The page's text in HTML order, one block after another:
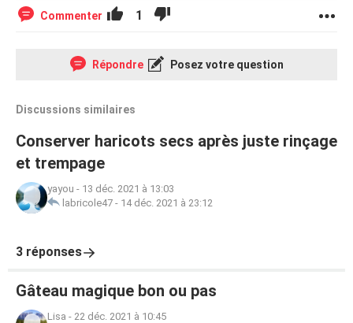
Commenter 1
Répondre Posez votre question
Discussions similaires
Conserver haricots secs après juste rinçage
et trempage
yayou - 13 déc. 2021 à 13:03
labricole47 - 14 déc. 2021 à 23:12
3 réponses
Gâteau magique bon ou pas
Lisa - 22 déc. 2021 à 10:45